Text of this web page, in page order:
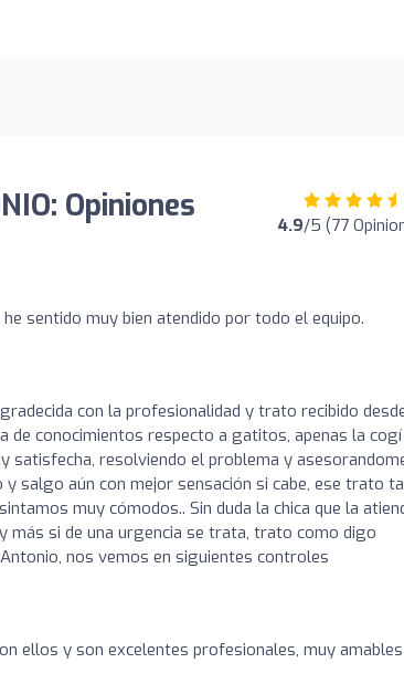
Opiniones 4.9/5 (77
sentido muy bien atendido por todo el equipo.
con la profesionalidad y trato recibido
de conocimientos respecto a gatitos, apenas la cogí
satisfecha, resolviendo el problema y
salgo aún con mejor sensación si cabe, ese trato
muy cómodos.. Sin duda la chica que la
más si de una urgencia se trata, trato como digo
nos vemos en siguientes controles
ellos y son excelentes profesionales, muy